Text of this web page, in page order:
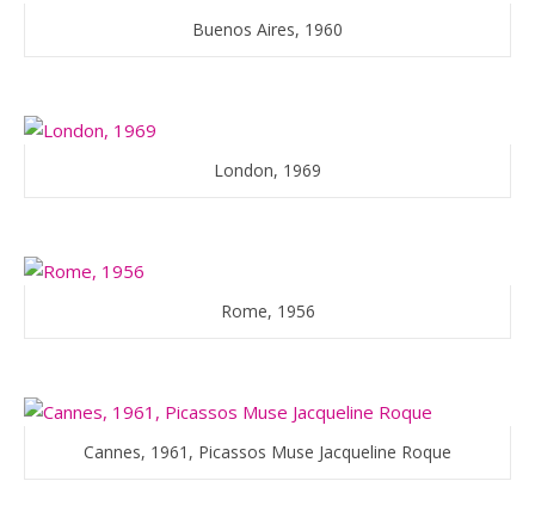
Buenos Aires, 1960
London, 1969
Rome, 1956
Cannes, 1961, Picassos Muse Jacqueline Roque